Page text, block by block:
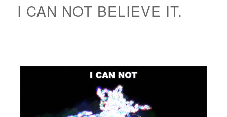
I CAN NOT BELIEVE IT.